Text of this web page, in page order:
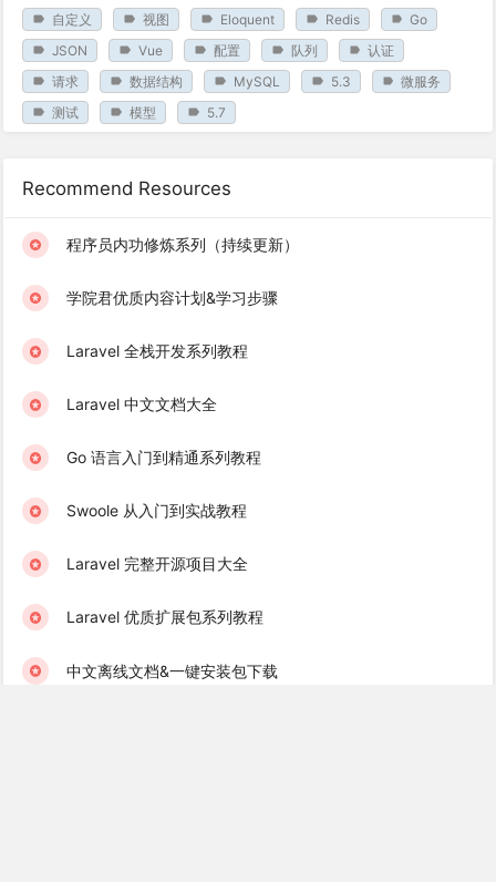
自定义
视图 Eloquent Redis
Go
JSON
Vue 配置 队列
认证
请求
数据结构 MySQL 5.3
微服务
测试
模型 5.7
Recommend Resources
程序员内功修炼系列（持续更新）
学院君优质内容计划&学习步骤
Laravel 全栈开发系列教程
Laravel 中文文档大全
Go 语言入门到精通系列教程
Swoole 从入门到实战教程
Laravel 完整开源项目大全
Laravel 优质扩展包系列教程
中文离线文档&一键安装包下载